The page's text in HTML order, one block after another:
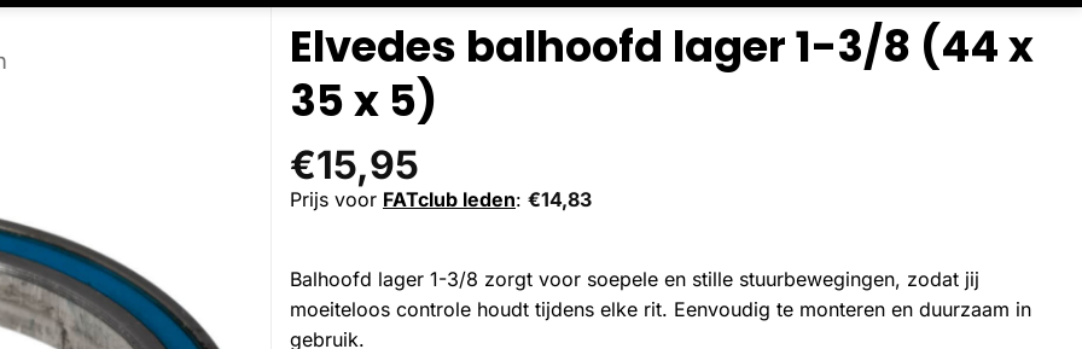
Elvedes balhoofd lager 1-3/8 (44 x
35 x 5)
€15,95
Prijs voor FATclub leden: €14,83
Balhoofd lager 1-3/8 zorgt voor soepele en stille stuurbewegingen, zodat jij
moeiteloos controle houdt tijdens elke rit. Eenvoudig te monteren en duurzaam in
gebruik.